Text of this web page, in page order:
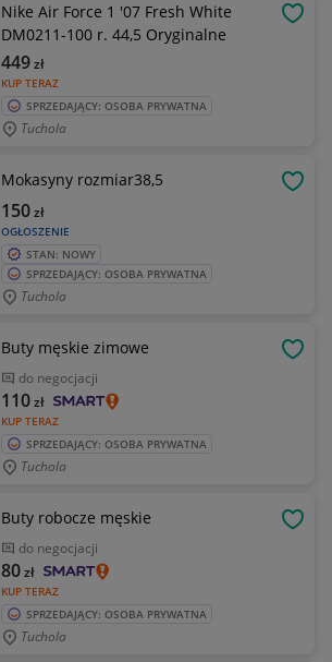
Nike Air Force 1 '07 Fresh White
DM0211-100 r. 44,5 Oryginalne
KUP TERAZ
449zł
SPRZEDAJĄCY: OSOBA PRYWATNA
Tuchola
Mokasyny rozmiar38,5
OGŁOSZENIE
150zł
STAN: NOWY
SPRZEDAJĄCY: OSOBA PRYWATNA
Tuchola
Buty męskie zimowe
do negocjacji
KUP TERAZ
110zł
SPRZEDAJĄCY: OSOBA PRYWATNA
Tuchola
Buty robocze męskie
do negocjacji
KUP TERAZ
80zł
SPRZEDAJĄCY: OSOBA PRYWATNA
Tuchola